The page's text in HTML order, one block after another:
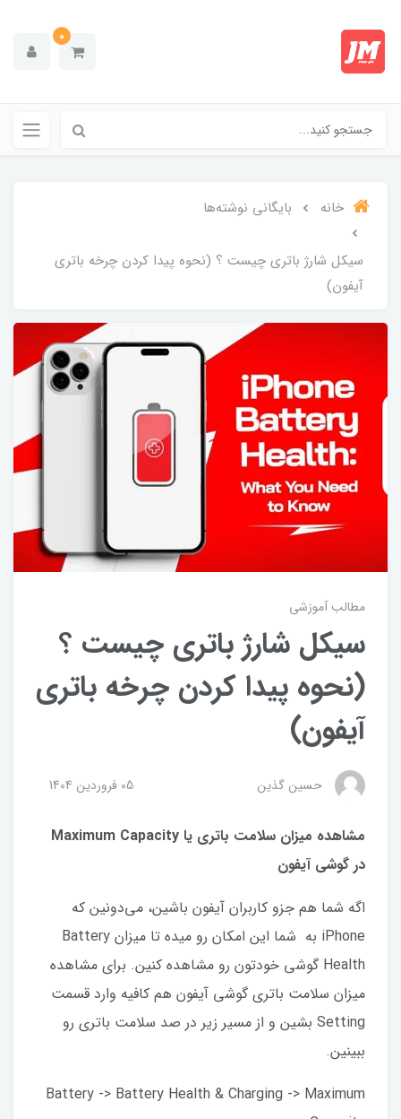
0
خانه بایگانی نوشته‌ها
سیکل شارژ باتری چیست ؟ (نحوه پیدا کردن چرخه باتری
آیفون)
مطالب آموزشی
سیکل شارژ باتری چیست ؟
(نحوه پیدا کردن چرخه باتری
آیفون)
حسین گذین 05 فروردین 1404
مشاهده میزان سلامت باتری یا Maximum Capacity
در گوشی آیفون
اگه شما هم جزو کاربران آیفون باشین، می‌دونین که
iPhone به شما این امکان رو میده تا میزان Battery
Health گوشی خودتون رو مشاهده کنین. برای مشاهده
میزان سلامت باتری گوشی آیفون هم کافیه وارد قسمت
Setting بشین و از مسیر زیر در صد سلامت باتری رو
ببینین.
Battery -> Battery Health & Charging -> Maximum